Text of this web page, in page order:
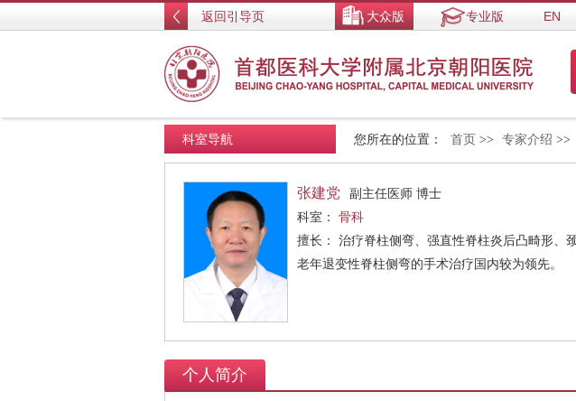
返回引导页 大众版 专业版 EN
您所在的位置： 首页 >> 专家介绍 >>
科室导航
张建党
副主任医师 博士
科室： 骨科
擅长： 治疗脊柱侧弯、强直性脊柱炎后凸畸形、
老年退变性脊柱侧弯的手术治疗国内较为领先。
个人简介